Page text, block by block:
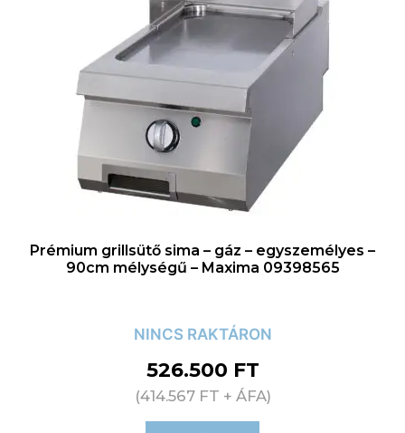
Prémium grillsütő sima – gáz – egyszemélyes –
90cm mélységű – Maxima 09398565
NINCS RAKTÁRON
526.500 FT
(414.567 FT + ÁFA)